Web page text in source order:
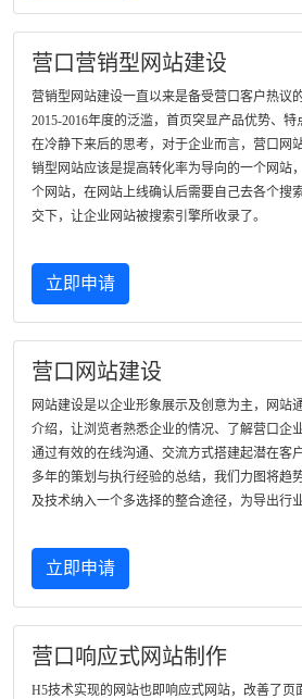
营口营销型网站建设
营销型网站建设一直以来是备受营口客户热议
2015-2016年度的泛滥，首页突显产品优势、
在冷静下来后的思考，对于企业而言，营口网
销型网站应该是提高转化率为导向的一个网站
个网站，在网站上线确认后需要自己去各个搜
交下，让企业网站被搜索引擎所收录了。
立即申请
营口网站建设
网站建设是以企业形象展示及创意为主，网站
介绍，让浏览者熟悉企业的情况、了解营口企
通过有效的在线沟通、交流方式搭建起潜在客
多年的策划与执行经验的总结，我们力图将趋
及技术纳入一个多选择的整合途径，为导出行
立即申请
营口响应式网站制作
H5技术实现的网站也即响应式网站，改善了页